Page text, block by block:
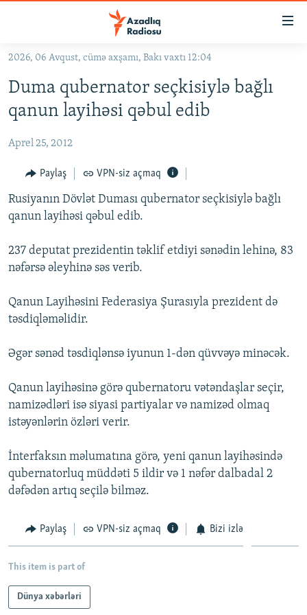
Əsas
qayıt
Əsas
naviqasiyaya
qayıt
KORRUPSIOMETR
#ƏSLINDƏ
FƏRQƏ BAX
QANUNI DOĞRU
ARAŞDIRMA
MULTIMEDIA
VIDEO
FOTOQALEREYA
İNFOQRAFIKA
KARIKATURA
RADIO ARXIV
OXU ZALI
AZƏRBAYCAN ƏDƏBIYYATI KITABXANASI
İSLAM VƏ DEMOKRATIYA
HAQQIMIZDA
MISSIYAMIZ
PEŞƏ ETIKASI VƏ JURNALISTIKA STANDARTLARIMIZ
AZADLIQRADIOSU MOBIL TELEFONUNUZDA
BIZIMLƏ ƏLAQƏ
RFE/RL-in bütün saytları
2026, 06 Avqust, cümə axşamı, Bakı vaxtı 12:04
Duma qubernator seçkisiylə bağlı
qanun layihəsi qəbul edib
Aprel 25, 2012
Paylaş VPN-siz açmaq
Rusiyanın Dövlət Duması qubernator seçkisiylə bağlı
qanun layihəsi qəbul edib.
237 deputat prezidentin təklif etdiyi sənədin lehinə, 83
nəfərsə əleyhinə səs verib.
Qanun Layihəsini Federasiya Şurasıyla prezident də
təsdiqləməlidir.
Əgər sənəd təsdiqlənsə iyunun 1-dən qüvvəyə minəcək.
Qanun layihəsinə görə qubernatoru vətəndaşlar seçir,
namizədləri isə siyasi partiyalar və namizəd olmaq
istəyənlərin özləri verir.
İnterfaksın məlumatına görə, yeni qanun layihəsində
qubernatorluq müddəti 5 ildir və 1 nəfər dalbadal 2
dəfədən artıq seçilə bilməz.
Paylaş VPN-siz açmaq Bizi izlə
This item is part of
Dünya xəbərləri